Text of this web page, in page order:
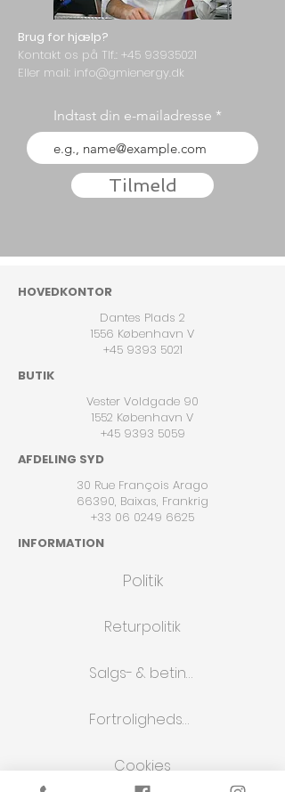
Brug for hjælp?
Kontakt os på Tlf.: +45 93935021
Eller mail: info@gmienergy.dk
Indtast din e-mailadresse
Tilmeld
HOVEDKONTOR
Dantes Plads 2
1556 København V
+45 9393 5021
BUTIK
Vester Voldgade 90
1552 København V
+45 9393 5059
AFDELING SYD
30 Rue François Arago
66390, Baixas, Frankrig
+33 06 0249 6625
INFORMATION
Politik
Returpolitik
Salgs- & betingelser
Fortrolighedspolitik
Cookies